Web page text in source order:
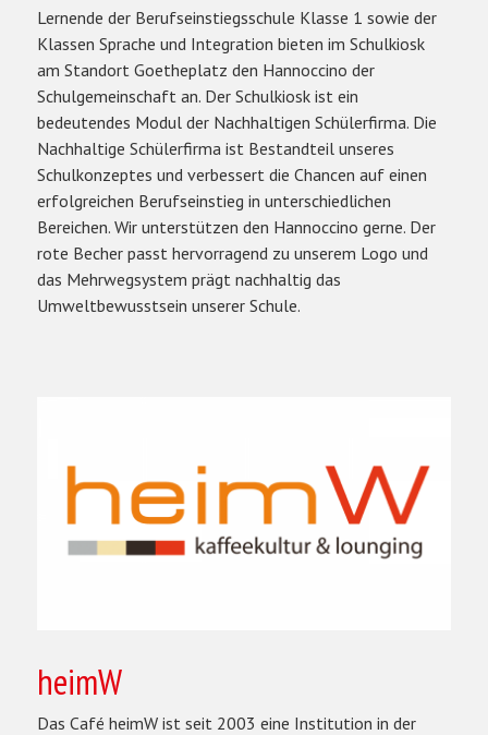
Lernende der Berufseinstiegsschule Klasse 1 sowie der
Klassen Sprache und Integration bieten im Schulkiosk
am Standort Goetheplatz den Hannoccino der
Schulgemeinschaft an. Der Schulkiosk ist ein
bedeutendes Modul der Nachhaltigen Schülerfirma. Die
Nachhaltige Schülerfirma ist Bestandteil unseres
Schulkonzeptes und verbessert die Chancen auf einen
erfolgreichen Berufseinstieg in unterschiedlichen
Bereichen. Wir unterstützen den Hannoccino gerne. Der
rote Becher passt hervorragend zu unserem Logo und
das Mehrwegsystem prägt nachhaltig das
Umweltbewusstsein unserer Schule.
heimW
Das Café heimW ist seit 2003 eine Institution in der